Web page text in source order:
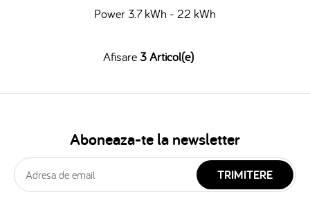
Power 3.7 kWh - 22 kWh
Afisare3 Articol(e)
Aboneaza-te la newsletter
TRIMITERE